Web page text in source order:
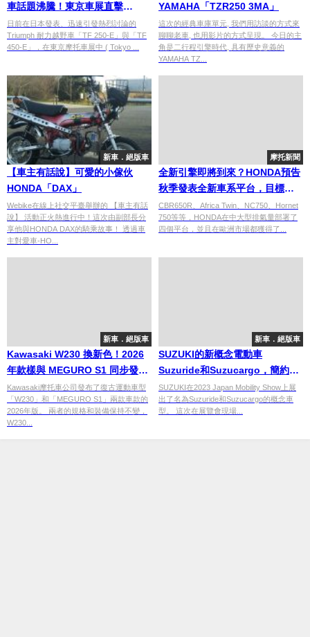
車話題沸騰！東京車展直擊
TF450-RC原型實車解析
日前在日本發表、迅速引發熱烈討論的
Triumph 耐力越野車「TF 250-E」與「TF
450-E」，在東京摩托車展中 ( Tokyo ...
YAMAHA「TZR250 3MA」
這次的經典車庫單元, 我們用訪談的方式來
聊聊老車, 也用影片的方式呈現。 今日的主
角是二行程引擎時代, 具有歷史意義的
YAMAHA TZ...
新車．絕版車
【車主有話說】可愛的小傢伙
HONDA「DAX」
Webike在線上社交平臺舉辦的 【車主有話
說】 活動正火熱進行中！這次由副部長分
享他與HONDA DAX的騎乘故事！ 透過車
主對愛車-HO...
摩托新聞
全新引擎即將到來？HONDA預告
秋季發表全新車系平台，目標鎖
定中高階市場
CBR650R、Africa Twin、NC750、Hornet
750等等，HONDA在中大型排氣量部署了
四個平台，並且在歐洲市場都獲得了...
新車．絕版車
Kawasaki W230 換新色！2026
年款樣與 MEGURO S1 同步發
表，價格小漲
Kawasaki摩托車公司發布了復古運動車型
「W230」和「MEGURO S1」兩款車款的
2026年版。 兩者的規格和裝備保持不變，
W230...
新車．絕版車
SUZUKI的新概念電動車
Suzuride和Suzucargo，簡約風
格的創新移動工具
SUZUKI在2023 Japan Mobility Show上展
出了名為Suzuride和Suzucargo的概念車
型。 這次在展覽會現場...